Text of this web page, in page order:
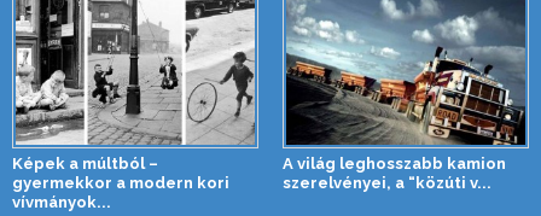
Képek a múltból –
gyermekkor a modern kori
vívmányok...
A világ leghosszabb kamion
szerelvényei, a “közúti v...